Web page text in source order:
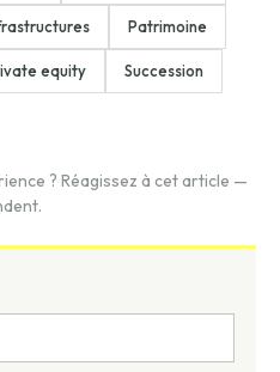
Patrimoine
equity Succession
? Réagissez à cet article —